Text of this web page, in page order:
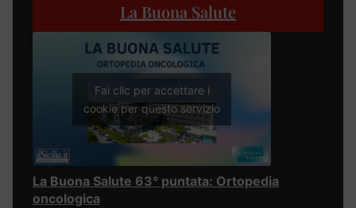
La Buona Salute
Fai clic per accettare i
cookie per questo servizio
La Buona Salute 63° puntata: Ortopedia
oncologica